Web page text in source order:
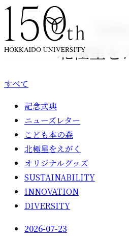
内容をスキップ
北極星を
すべて
記念式典
ニューズレター
こども本の森
北極星をえがく
オリジナルグッズ
SUSTAINABILITY
INNOVATION
DIVERSITY
2026-07-23